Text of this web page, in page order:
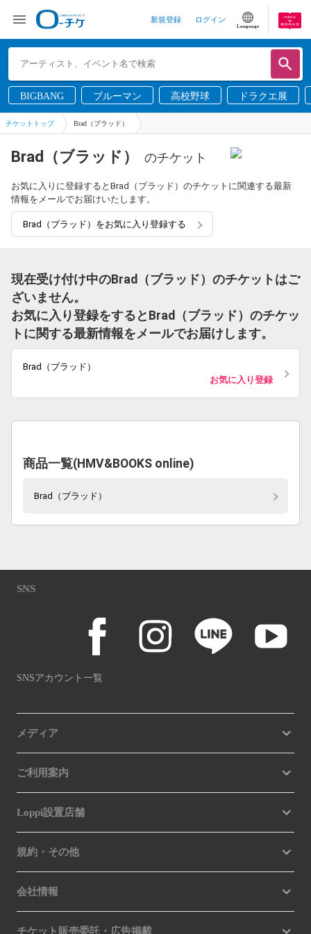
新規登録 ログイン
Language
BIGBANG ブルーマン 高校野球 ドラクエ展
チケットトップ Brad（ブラッド）
Brad（ブラッド） のチケット
お気に入りに登録するとBrad（ブラッド）のチケットに関連する最新
情報をメールでお届けいたします。
Brad（ブラッド）をお気に入り登録する
現在受け付け中のBrad（ブラッド）のチケットはご
ざいません。
お気に入り登録をするとBrad（ブラッド）のチケッ
トに関する最新情報をメールでお届けします。
Brad（ブラッド）
お気に入り登録
商品一覧(HMV&BOOKS online)
Brad（ブラッド）
SNS
SNSアカウント一覧
メディア
ご利用案内
Loppi設置店舗
規約・その他
会社情報
チケット販売委託・広告掲載